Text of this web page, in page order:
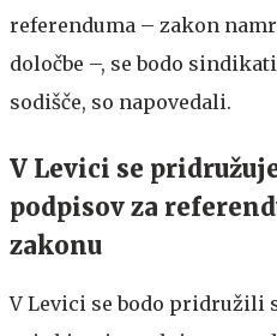
referenduma – zakon
določbe –, se bodo
sodišče, so napovedali.
V Levici se
podpisov za
zakonu
V Levici se bodo